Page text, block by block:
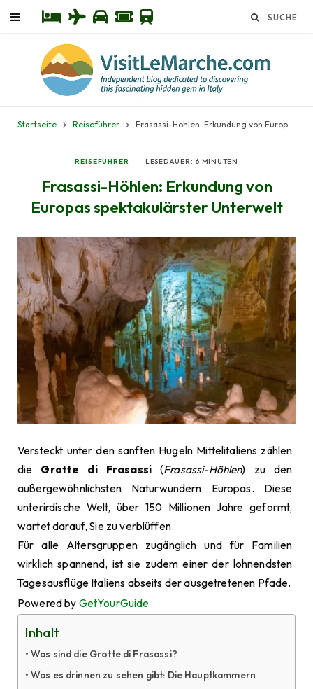
Startseite Reiseführer Frasassi-Höhlen: Erkundung von Europas spektakulärster Unterwelt
REISEFÜHRER LESEDAUER: 6 MINUTEN
Frasassi-Höhlen: Erkundung von
Europas spektakulärster Unterwelt
Versteckt unter den sanften Hügeln Mittelitaliens zählen
die Grotte di Frasassi(Frasassi-Höhlen) zu den
außergewöhnlichsten Naturwundern Europas. Diese
unterirdische Welt, über 150 Millionen Jahre geformt,
wartet darauf, Sie zu verblüffen.
Für alle Altersgruppen zugänglich und für Familien
wirklich spannend, ist sie zudem einer der lohnendsten
Tagesausflüge Italiens abseits der ausgetretenen Pfade.
Powered by GetYourGuide
Inhalt
Was sind die Grotte di Frasassi?
Was es drinnen zu sehen gibt: Die Hauptkammern